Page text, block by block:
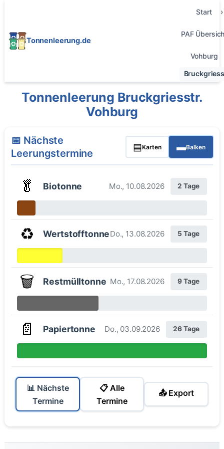
Tonnenleerung.de
Start
PAF
Vohburg
Tonnenleerung Bruckgriesstr.
Vohburg
📅 Nächste
Leerungstermine
▤Karten ▬Balken
🥬 Biotonne Mo., 10.08.2026 2 Tage
♻️ WertstofftonneDo., 13.08.2026 5 Tage
🗑️ Restmülltonne Mo., 17.08.2026 9 Tage
📄 Papiertonne Do., 03.09.2026 26 Tage
📊 Nächste
Termine
📋 Alle
Termine
📤 Export